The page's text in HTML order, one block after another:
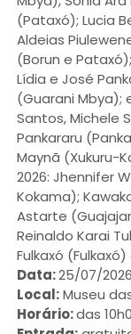
(Pataxó); Lucia
Aldeias
(Borun e
Lídia e José
(Guarani Mbya);
Santos, Michele
Pankararu
Maynã (Xukuru-
2026: Jhennifer
Kokama);
Astarte
Reinaldo Karai
Fulkaxó
Data:25/07/
Local:Museu
Horário:das